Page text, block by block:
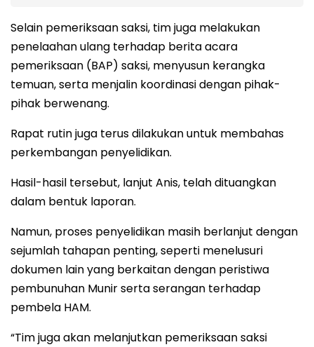
Selain pemeriksaan saksi, tim juga melakukan
penelaahan ulang terhadap berita acara
pemeriksaan (BAP) saksi, menyusun kerangka
temuan, serta menjalin koordinasi dengan pihak-
pihak berwenang.
Rapat rutin juga terus dilakukan untuk membahas
perkembangan penyelidikan.
Hasil-hasil tersebut, lanjut Anis, telah dituangkan
dalam bentuk laporan.
Namun, proses penyelidikan masih berlanjut dengan
sejumlah tahapan penting, seperti menelusuri
dokumen lain yang berkaitan dengan peristiwa
pembunuhan Munir serta serangan terhadap
pembela HAM.
“Tim juga akan melanjutkan pemeriksaan saksi